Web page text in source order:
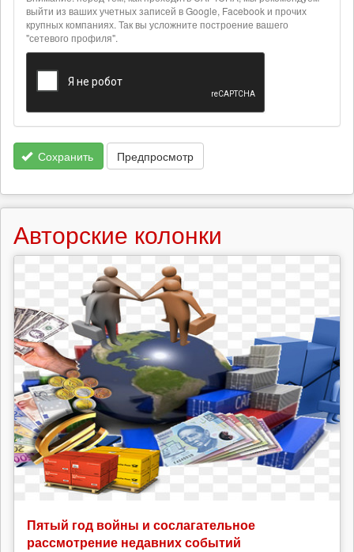
текстовых
форматах
выйти из ваших учетных записей в Google, Facebook и прочих
крупных компаниях. Так вы усложните построение вашего
"сетевого профиля".
Сохранить Предпросмотр
Авторские колонки
Пятый год войны и сослагательное
рассмотрение недавних событий